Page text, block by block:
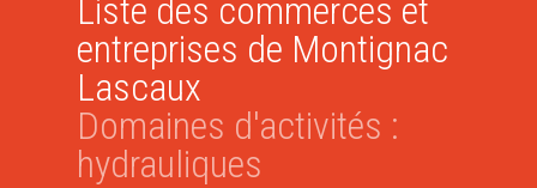
Liste des commerces et
entreprises de Montignac
Lascaux
Domaines d'activités :
hydrauliques